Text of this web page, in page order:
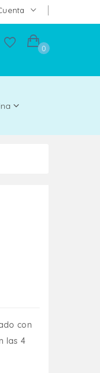
0
con
las 4